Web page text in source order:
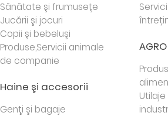
Sănătate şi frumuseţe
Jucării şi jocuri
Copii şi bebeluşi
Produse,Servicii animale
de companie
Haine şi accesorii
Genţi şi bagaje